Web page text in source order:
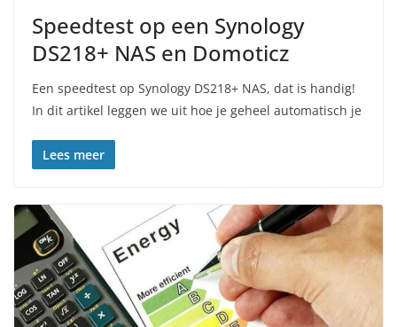
Speedtest op een Synology
DS218+ NAS en Domoticz
Een speedtest op Synology DS218+ NAS, dat is handig!
In dit artikel leggen we uit hoe je geheel automatisch je
Lees meer